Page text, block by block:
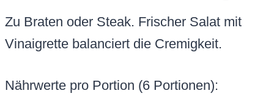
Zu Braten oder Steak. Frischer Salat mit
Vinaigrette balanciert die Cremigkeit.
Nährwerte pro Portion (6 Portionen):